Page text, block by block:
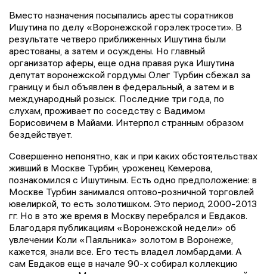
Вместо назначения посыпались аресты соратников
Ишутина по делу «Воронежской горэлектросети». В
результате четверо приближенных Ишутина были
арестованы, а затем и осуждены. Но главный
организатор аферы, еще одна правая рука Ишутина
депутат воронежской гордумы Олег Турбин сбежал за
границу и был объявлен в федеральный, а затем и в
международный розыск. Последние три года, по
слухам, проживает по соседству с Вадимом
Борисовичем в Майами. Интерпол странным образом
бездействует.
Совершенно непонятно, как и при каких обстоятельствах
живший в Москве Турбин, уроженец Кемерова,
познакомился с Ишутиным. Есть одно предположение: в
Москве Турбин занимался оптово-розничной торговлей
ювелиркой, то есть золотишком. Это период 2000-2013
гг. Но в это же время в Москву перебрался и Евдаков.
Благодаря публикациям «Воронежской недели» об
увлечении Коли «Паяльника» золотом в Воронеже,
кажется, знали все. Его тесть владел ломбардами. А
сам Евдаков еще в начале 90-х собирал коллекцию